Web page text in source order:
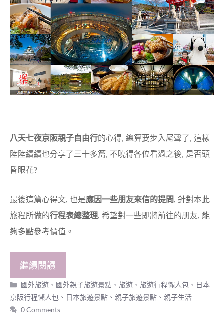
八天七夜京阪親子自由行的心得, 總算要步入尾聲了, 這樣
陸陸續續也分享了三十多篇, 不曉得各位看過之後, 是否頭
昏眼花?
最後這篇心得文, 也是應因一些朋友來信的提問, 針對本此
旅程所做的行程表總整理, 希望對一些即將前往的朋友, 能
夠多點參考價值。
繼續閱讀
分
類
國外旅遊 、 國外親子旅遊景點 、旅遊 、旅遊行程懶人包 、 日本
京阪行程懶人包 、 日本旅遊景點 、 親子旅遊景點 、 親子生活
0 Comments